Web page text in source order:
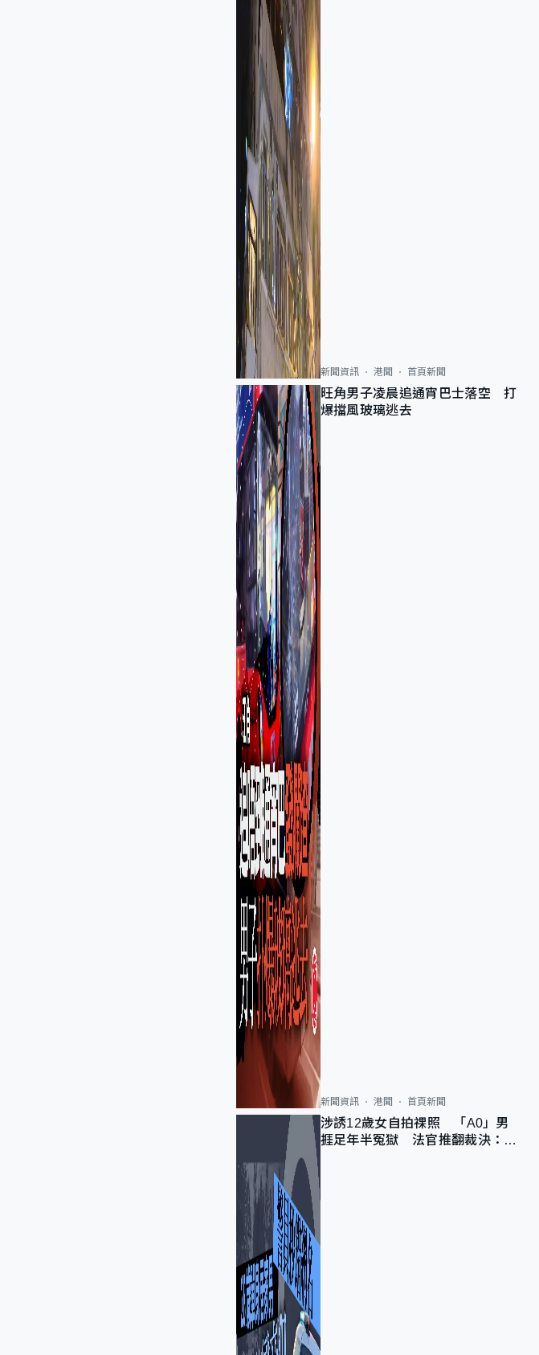
新聞資訊 港聞 首頁新聞
旺角男子凌晨追通宵巴士落空 打
爆擋風玻璃逃去
新聞資訊 港聞 首頁新聞
涉誘12歲女自拍祼照 「A0」男
捱足年半冤獄 法官推翻裁決：抄